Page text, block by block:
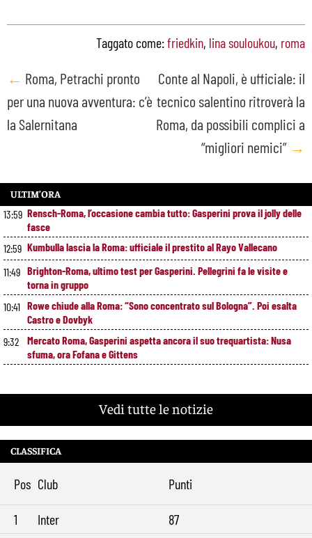
Taggato come:friedkin, lina souloukou, roma
Post
navigation
← Roma, Petrachi pronto
per una nuova avventura: c’è
la Salernitana
Conte al Napoli, è ufficiale: il
tecnico salentino ritroverà la
Roma, da possibili complici a
“migliori nemici” →
ULTIM’ORA
13:59 Rensch-Roma, l’occasione cambia tutto: Gasperini prova il jolly delle
fasce
12:59 Kumbulla lascia la Roma: ufficiale il prestito al Rayo Vallecano
11:49 Brighton-Roma, ultimo test per Gasperini. Pellegrini fa le visite e
torna in gruppo
10:41 Rowe chiude alla Roma: “Sono concentrato sul Bologna”. Poi esalta
Castro e Dovbyk
9:32
Mercato Roma, Gasperini aspetta ancora il suo trequartista: Nusa
sfuma, ora Fofana e Gittens
Vedi tutte le notizie
CLASSIFICA
Pos Club Punti
1 Inter
87